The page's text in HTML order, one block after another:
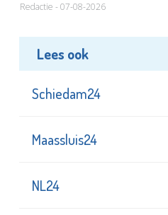
Redactie - 07-08-2026
Lees ook
Schiedam24
Maassluis24
NL24